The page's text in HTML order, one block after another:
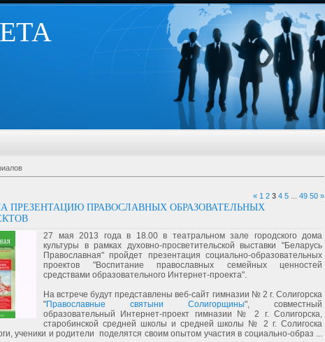
« 1 2 3 4 5 49 50 »
ПРЕЗЕНТАЦИЮ ПРАВОСЛАВНЫХ ОБРАЗОВАТЕЛЬНЫХ
27 мая 2013 года в 18.00 в театральном зале городского дома
культуры в рамках духовно-просветительской выставки "Беларусь
Православная" пройдет презентация социально-образовательных
проектов "Воспитание православных семейных ценностей
средствами образовательного Интернет-проекта".
На встрече будут представлены веб-сайт гимназии № 2 г. Солигорска
"Православные святыни Солигорщины", совместный
образовательный Интернет-проект гимназии № 2 г. Солигорска,
старобинской средней школы и средней школы № 2 г. Солигоска
ученики и родители поделятся своим опытом участия в социально-образ